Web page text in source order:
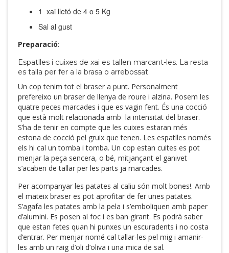
1 xai lletó de 4 o 5 Kg
Sal al gust
Preparació:
Espatlles i cuixes de xai es tallen marcant-les. La resta
es talla per fer a la brasa o arrebossat.
Un cop tenim tot el braser a punt. Personalment
prefereixo un braser de llenya de roure i alzina. Posem les
quatre peces marcades i que es vagin fent. És una cocció
que està molt relacionada amb la intensitat del braser.
S’ha de tenir en compte que les cuixes estaran més
estona de cocció pel gruix que tenen. Les espatlles només
els hi cal un tomba i tomba. Un cop estan cuites es pot
menjar la peça sencera, o bé, mitjançant el ganivet
s’acaben de tallar per les parts ja marcades.
Per acompanyar les patates al caliu són molt bones!. Amb
el mateix braser es pot aprofitar de fer unes patates.
S’agafa les patates amb la pela i s’emboliquen amb paper
d’alumini. Es posen al foc i es ban girant. Es podrà saber
que estan fetes quan hi punxes un escuradents i no costa
d’entrar. Per menjar nomé cal tallar-les pel mig i amanir-
les amb un raig d’oli d’oliva i una mica de sal.